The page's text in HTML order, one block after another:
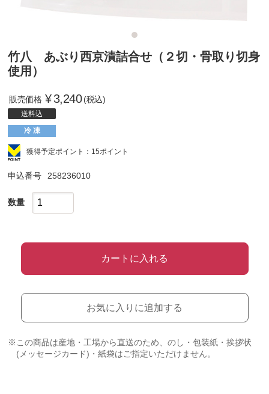
竹八 あぶり西京漬詰合せ（２切・骨取り切身
使用）
販売価格 ¥3,240 (税込)
送料込
冷 凍
獲得予定ポイント：15ポイント
申込番号 258236010
数量
カートに入れる
お気に入りに追加する
※この商品は産地・工場から直送のため、のし・包装紙・挨拶状
(メッセージカード)・紙袋はご指定いただけません。